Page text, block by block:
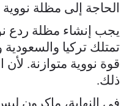
الحاجة إلى مظلة نووية
يجب إنشاء مظلة ردع
تمتلك تركيا
قوة نووية متوازنة.
ذلك.
في النهاية، ماكرون